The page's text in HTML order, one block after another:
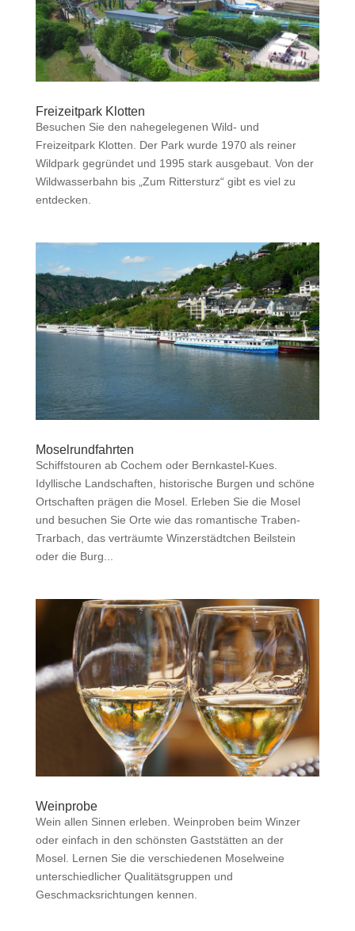
Freizeitpark Klotten
Besuchen Sie den nahegelegenen Wild- und
Freizeitpark Klotten. Der Park wurde 1970 als reiner
Wildpark gegründet und 1995 stark ausgebaut. Von der
Wildwasserbahn bis „Zum Rittersturz“ gibt es viel zu
entdecken.
Moselrundfahrten
Schiffstouren ab Cochem oder Bernkastel-Kues.
Idyllische Landschaften, historische Burgen und schöne
Ortschaften prägen die Mosel. Erleben Sie die Mosel
und besuchen Sie Orte wie das romantische Traben-
Trarbach, das verträumte Winzerstädtchen Beilstein
oder die Burg...
Weinprobe
Wein allen Sinnen erleben. Weinproben beim Winzer
oder einfach in den schönsten Gaststätten an der
Mosel. Lernen Sie die verschiedenen Moselweine
unterschiedlicher Qualitätsgruppen und
Geschmacksrichtungen kennen.